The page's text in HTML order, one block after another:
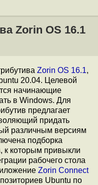
Zorin OS 16.1
Zorin OS 16.1,
20.04. Целевой
начинающие
в Windows. Для
предлагает
придать
различным версиям
подборка
к которым привыкли
рабочего стола
Zorin Connect
Ubuntu по